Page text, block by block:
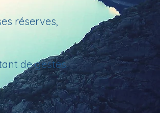
réserves,
de gestes